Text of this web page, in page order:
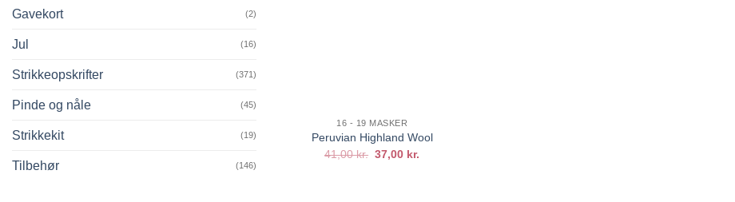
Gavekort (2)
Jul (16)
Strikkeopskrifter (371)
Pinde og nåle (45)
Strikkekit (19)
Tilbehør (146)
16 - 19 MASKER
Peruvian Highland Wool
41,00kr. Den
37,00 kr.